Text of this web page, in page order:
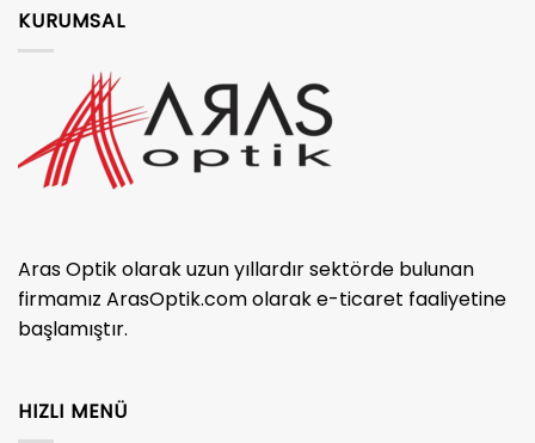
KURUMSAL
Aras Optik olarak uzun yıllardır sektörde bulunan
firmamız ArasOptik.com olarak e-ticaret faaliyetine
başlamıştır.
HIZLI MENÜ